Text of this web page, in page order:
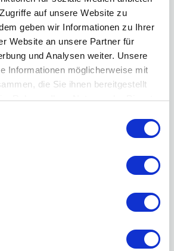
auf unsere Website zu
geben wir Informationen zu Ihrer
Website an unsere Partner für
und Analysen weiter. Unsere
Informationen möglicherweise mit
die Sie ihnen bereitgestellt
Rahmen Ihrer Nutzung der Dienste
Jaggy Aebi
Schatzmeister
ej AI minds